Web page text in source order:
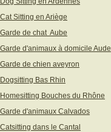
Cat Sitting en Ariège
Garde de chat Aube
Garde d'animaux à domicile Aude
Garde de chien aveyron
Dogsitting Bas Rhin
Homesitting Bouches du Rhône
Garde d'animaux Calvados
Catsitting dans le Cantal